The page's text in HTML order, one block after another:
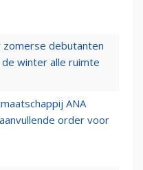
zomerse debutanten
de winter alle ruimte
ANA
order voor